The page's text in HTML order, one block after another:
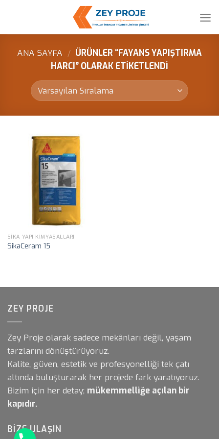
content
ANA SAYFA / ÜRÜNLER “FAYANS YAPIŞTIRMA
HARCI” OLARAK ETIKETLENDI
SIKA YAPI KIMYASALLARI
SikaCeram 15
ZEY PROJE
Zey Proje olarak sadece mekânları değil, yaşam
tarzlarını dönüştürüyoruz.
Kalite, güven, estetik ve profesyonelliği tek çatı
altında buluşturarak her projede fark yaratıyoruz.
Bizim için her detay; mükemmelliğe açılan bir
kapıdır.
BIZE ULAŞIN